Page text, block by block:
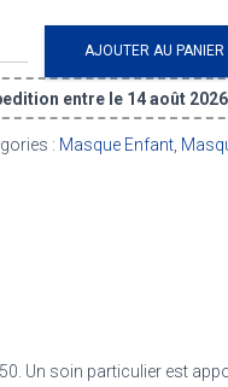
AJOUTER AU PANIER
entre le 14 août
: Masque Enfant,
Un soin particulier est